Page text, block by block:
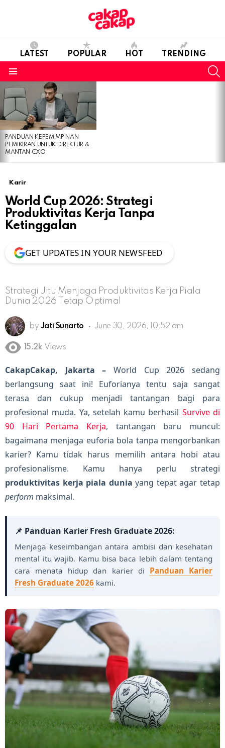
LATEST POPULAR HOT TRENDING
LATEST
STORIES
PANDUAN KEPEMIMPINAN
PEMIKIRAN UNTUK DIREKTUR &
MANTAN CXO
Karir
World Cup 2026: Strategi
Produktivitas Kerja Tanpa
Ketinggalan
GET UPDATES IN YOUR NEWSFEED
Strategi Jitu Menjaga Produktivitas Kerja Piala
Dunia 2026 Tetap Optimal
by Jati Sunarto June 30, 2026, 10:52 am
15.2k Views
CakapCakap, Jakarta – World Cup 2026 sedang
berlangsung saat ini! Euforianya tentu saja sangat
terasa dan cukup menjadi tantangan bagi para
profesional muda. Ya, setelah kamu berhasil Survive di
90 Hari Pertama Kerja, tantangan baru muncul:
bagaimana menjaga euforia bola tanpa mengorbankan
karier? Kamu tidak harus memilih antara hobi atau
profesionalisme. Kamu hanya perlu strategi
produktivitas kerja piala dunia yang tepat agar tetap
perform maksimal.
📌 Panduan Karier Fresh Graduate 2026:
Menjaga keseimbangan antara ambisi dan kesehatan
mental itu wajib. Kamu bisa baca lebih dalam tentang
cara menata hidup dan karier di Panduan Karier
Fresh Graduate 2026 kami.